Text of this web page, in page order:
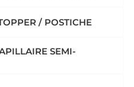
/ POSTICHE
SEMI-